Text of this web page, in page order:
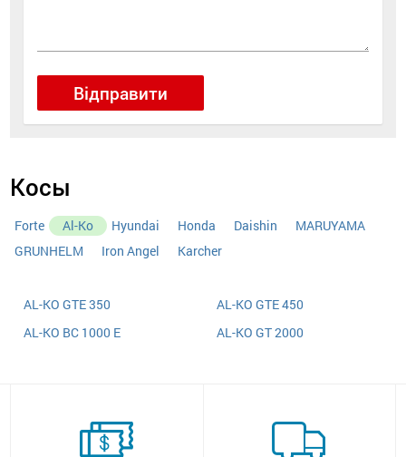
Відправити
Косы
Forte Al-Ko Hyundai Honda Daishin
MARUYAMA
GRUNHELM
Iron Angel Karcher
AL-KO GTE 350
AL-KO GTE 450
AL-KO BC 1000 E
AL-KO GT 2000